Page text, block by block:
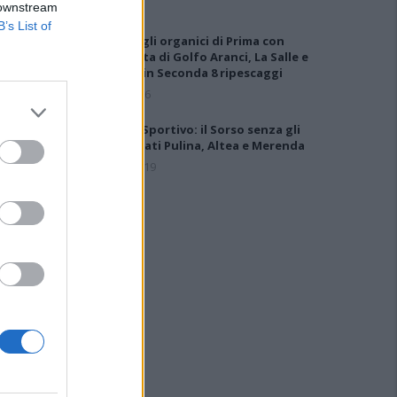
List of
Definiti gli organici di Prima con
l'aggiunta di Golfo Aranci, La Salle e
Ottava, in Seconda 8 ripescaggi
7 Ago 2026
Giudice Sportivo: il Sorso senza gli
squalificati Pulina, Altea e Merenda
21 Feb 2019